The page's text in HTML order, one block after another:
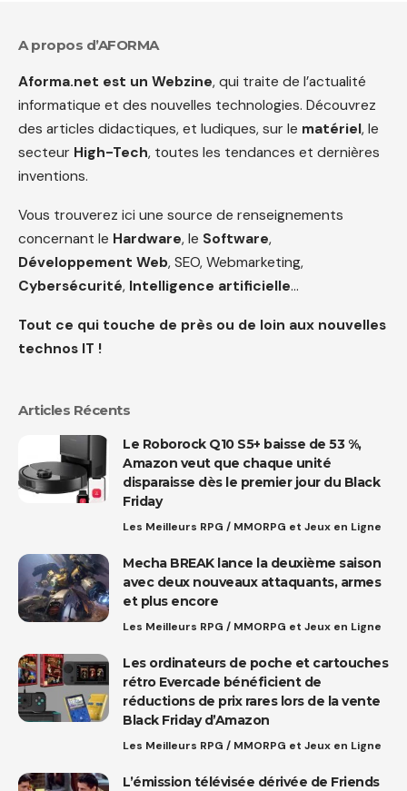
A propos d’AFORMA
Aforma.net est un Webzine, qui traite de l’actualité
informatique et des nouvelles technologies. Découvrez
des articles didactiques, et ludiques, sur le matériel, le
secteur High-Tech, toutes les tendances et dernières
inventions.
Vous trouverez ici une source de renseignements
concernant le Hardware, le Software,
Développement Web, SEO, Webmarketing,
Cybersécurité, Intelligence artificielle…
Tout ce qui touche de près ou de loin aux nouvelles
technos IT !
Articles Récents
Le Roborock Q10 S5+ baisse de 53 %,
Amazon veut que chaque unité
disparaisse dès le premier jour du Black
Friday
Les Meilleurs RPG / MMORPG et Jeux en Ligne
Mecha BREAK lance la deuxième saison
avec deux nouveaux attaquants, armes
et plus encore
Les Meilleurs RPG / MMORPG et Jeux en Ligne
Les ordinateurs de poche et cartouches
rétro Evercade bénéficient de
réductions de prix rares lors de la vente
Black Friday d’Amazon
Les Meilleurs RPG / MMORPG et Jeux en Ligne
L’émission télévisée dérivée de Friends